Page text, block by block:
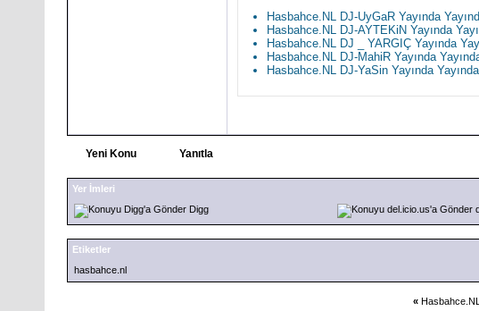
Hasbahce.NL DJ-UyGaR Yayında
Hasbahce.NL DJ-AYTEKiN Yayında
Hasbahce.NL DJ _ YARGIÇ Yayında
Hasbahce.NL DJ-MahiR Yayında
Hasbahce.NL DJ-YaSin Yayında
Yeni Konu Yanıtla
Yer İmleri
Digg
Etiketler
hasbahce.nl
«